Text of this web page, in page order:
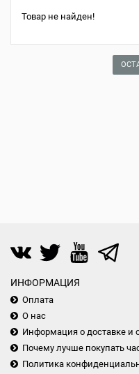
Товар не найден!
ИНФОРМАЦИЯ
Оплата
О нас
Информация о доставке и
Почему лучше покупать
Политика